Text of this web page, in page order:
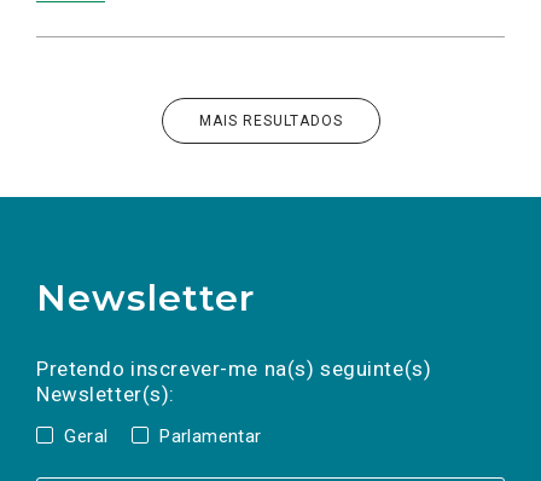
MAIS RESULTADOS
Newsletter
Pretendo inscrever-me na(s) seguinte(s)
Newsletter(s):
Geral Parlamentar
a(s) newsletter(s).
mail